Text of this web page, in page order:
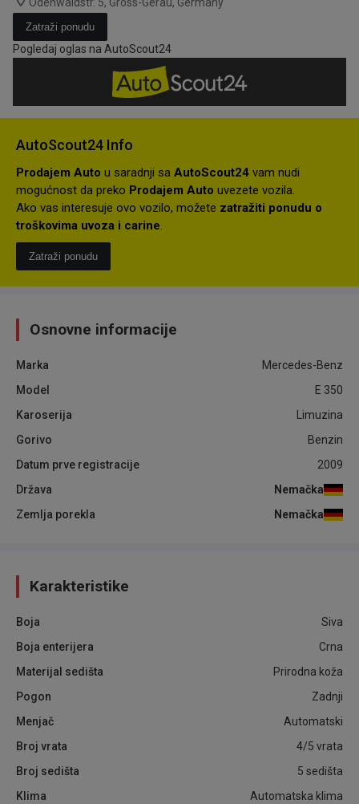
Zatraži ponudu
Pogledaj oglas na AutoScout24
AutoScout24 Info
Prodajem Auto u saradnji sa AutoScout24 vam nudi
mogućnost da preko Prodajem Auto uvezete vozila.
Ako vas interesuje ovo vozilo, možete zatražiti ponudu o
troškovima uvoza i carine.
Zatraži ponudu
Osnovne informacije
Marka
Mercedes-Benz
Model
E 350
Karoserija
Limuzina
Gorivo
Benzin
Datum prve registracije
2009
Država
Nemačka
Zemlja porekla
Nemačka
Karakteristike
Boja
Siva
Boja enterijera
Crna
Materijal sedišta
Prirodna koža
Pogon
Zadnji
Menjač
Automatski
Broj vrata
4/5 vrata
Broj sedišta
5 sedišta
Klima
Automatska klima